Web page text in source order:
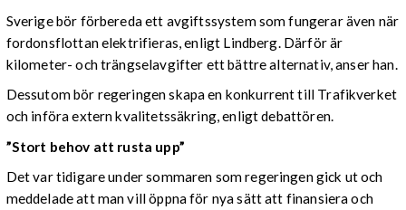
Sverige bör förbereda ett avgiftssystem som fungerar även när
fordonsflottan elektrifieras, enligt Lindberg. Därför är
kilometer- och trängselavgifter ett bättre alternativ, anser han.
Dessutom bör regeringen skapa en konkurrent till Trafikverket
och införa extern kvalitetssäkring, enligt debattören.
”Stort behov att rusta upp”
Det var tidigare under sommaren som regeringen gick ut och
meddelade att man vill öppna för nya sätt att finansiera och